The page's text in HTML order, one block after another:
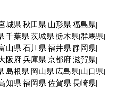
城県 秋田県 山形県 福島県
千葉県 茨城県 栃木県 群馬県
山県 石川県 福井県 静岡県
阪府兵庫県 京都府滋賀県
島根県 岡山県 広島県 山口県
知県 福岡県 佐賀県 長崎県